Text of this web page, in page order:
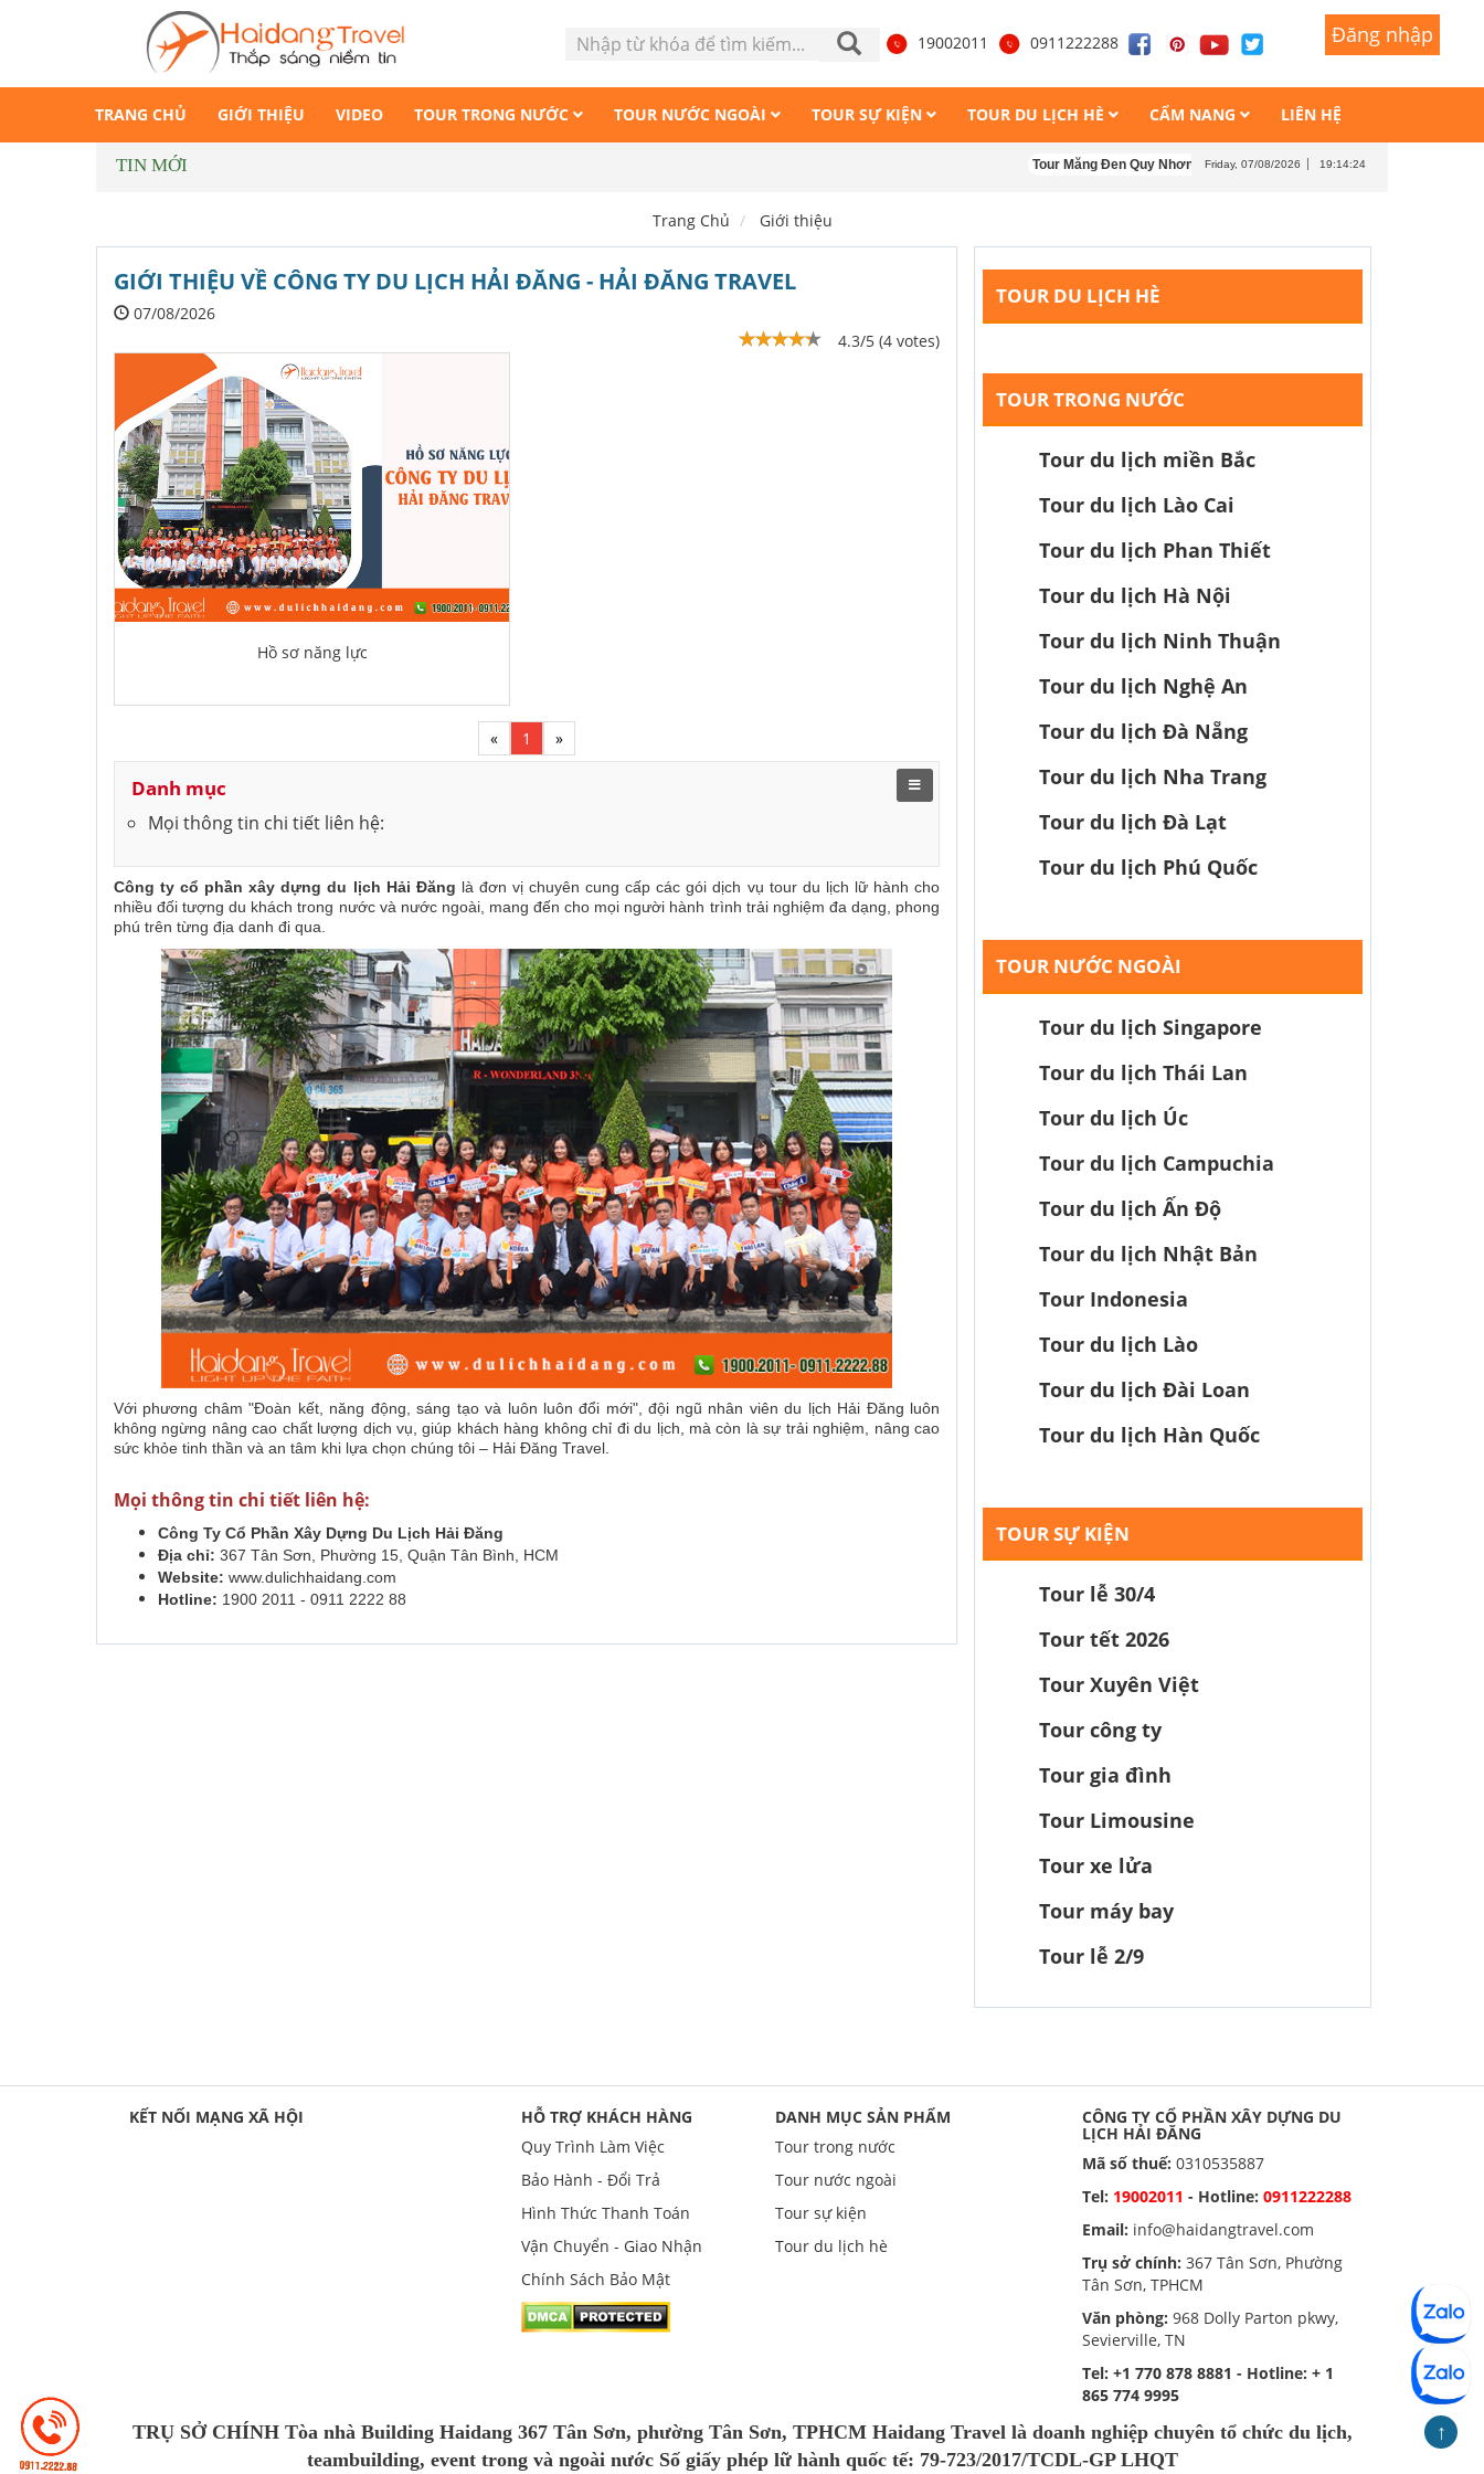
Đăng nhập
19002011 0911222288 Đăng nhập
TRANG CHỦ GIỚI THIỆU VIDEO TOUR TRONG NƯỚC TOUR NƯỚC NGOÀI TOUR SỰ KIỆN TOUR DU LỊCH HÈ CẨM NANG LIÊN HỆ
TIN MỚI Tour Măng Đen Quy Nhơn Kon Tum 4 ngày 4 đêm Tour Măng Đen - Kon
Friday, 07/08/2026 19:14:25
Trang Chủ Giới thiệu
GIỚI THIỆU VỀ CÔNG TY DU LỊCH HẢI ĐĂNG - HẢI ĐĂNG TRAVEL
07/08/2026
4.3/5 (4 votes)
Hồ sơ năng lực
« 1 »
Danh mục
Mọi thông tin chi tiết liên hệ:
Công ty cổ phần xây dựng du lịch Hải Đăng là đơn vị chuyên cung cấp các gói dịch vụ tour du lịch lữ hành cho
nhiều đối tượng du khách trong nước và nước ngoài, mang đến cho mọi người hành trình trải nghiệm đa dạng, phong
phú trên từng địa danh đi qua.
Với phương châm "Đoàn kết, năng động, sáng tạo và luôn luôn đổi mới", đội ngũ nhân viên du lịch Hải Đăng luôn
không ngừng nâng cao chất lượng dịch vụ, giúp khách hàng không chỉ đi du lịch, mà còn là sự trải nghiệm, nâng cao
sức khỏe tinh thần và an tâm khi lựa chọn chúng tôi – Hải Đăng Travel.
Mọi thông tin chi tiết liên hệ:
Công Ty Cổ Phần Xây Dựng Du Lịch Hải Đăng
Địa chỉ: 367 Tân Sơn, Phường 15, Quận Tân Bình, HCM
Website: www.dulichhaidang.com
Hotline: 1900 2011 - 0911 2222 88
TOUR DU LỊCH HÈ
TOUR TRONG NƯỚC
Tour du lịch miền Bắc
Tour du lịch Lào Cai
Tour du lịch Phan Thiết
Tour du lịch Hà Nội
Tour du lịch Ninh Thuận
Tour du lịch Nghệ An
Tour du lịch Đà Nẵng
Tour du lịch Nha Trang
Tour du lịch Đà Lạt
Tour du lịch Phú Quốc
TOUR NƯỚC NGOÀI
Tour du lịch Singapore
Tour du lịch Thái Lan
Tour du lịch Úc
Tour du lịch Campuchia
Tour du lịch Ấn Độ
Tour du lịch Nhật Bản
Tour Indonesia
Tour du lịch Lào
Tour du lịch Đài Loan
Tour du lịch Hàn Quốc
TOUR SỰ KIỆN
Tour lễ 30/4
Tour tết 2026
Tour Xuyên Việt
Tour công ty
Tour gia đình
Tour Limousine
Tour xe lửa
Tour máy bay
Tour lễ 2/9
KẾT NỐI MẠNG XÃ HỘI
HỖ TRỢ KHÁCH HÀNG
Quy Trình Làm Việc
Bảo Hành - Đổi Trả
Hình Thức Thanh Toán
Vận Chuyển - Giao Nhận
Chính Sách Bảo Mật
DANH MỤC SẢN PHẨM
Tour trong nước
Tour nước ngoài
Tour sự kiện
Tour du lịch hè
CÔNG TY CỔ PHẦN XÂY DỰNG DU
LỊCH HẢI ĐĂNG
Mã số thuế: 0310535887
Tel: 19002011 - Hotline: 0911222288
Email: info@haidangtravel.com
Trụ sở chính: 367 Tân Sơn, Phường
Tân Sơn, TPHCM
Văn phòng: 968 Dolly Parton pkwy,
Sevierville, TN
Tel: +1 770 878 8881 - Hotline: + 1
865 774 9995
↑
TRỤ SỞ CHÍNH Tòa nhà Building Haidang 367 Tân Sơn, phường Tân Sơn, TPHCM Haidang Travel là doanh nghiệp chuyên tổ chức du lịch,
teambuilding, event trong và ngoài nước Số giấy phép lữ hành quốc tế: 79-723/2017/TCDL-GP LHQT